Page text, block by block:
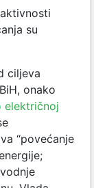
su
ciljeva
onako
električnoj
“povećanje